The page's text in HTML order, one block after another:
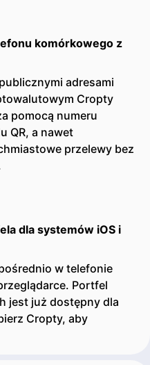
komórkowego z
adresami
Cropty
pomocą numeru
QR, a nawet
przelewy bez
dla systemów iOS i
w telefonie
Portfel
jest już dostępny dla
Cropty, aby